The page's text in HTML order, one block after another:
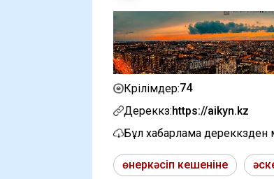
Көрілімдер:74
Дереккөз:https://aikyn.kz
Бұл хабарлама дереккөзден
өнеркәсіп кешеніне